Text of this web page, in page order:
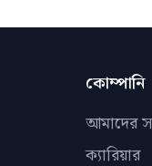
কোম্পানি
আমাদের
ক্যারিয়ার